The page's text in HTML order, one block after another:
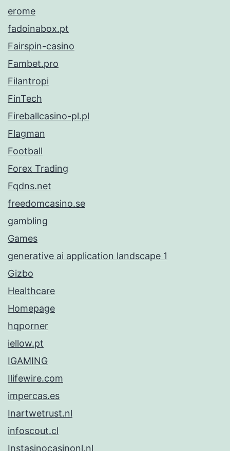
erome
fadoinabox.pt
Fairspin-casino
Fambet.pro
Filantropi
FinTech
Fireballcasino-pl.pl
Flagman
Football
Forex Trading
Fqdns.net
freedomcasino.se
gambling
Games
generative ai application landscape 1
Gizbo
Healthcare
Homepage
hqporner
iellow.pt
IGAMING
Ilifewire.com
impercas.es
Inartwetrust.nl
infoscout.cl
Instasinocasinonl.nl